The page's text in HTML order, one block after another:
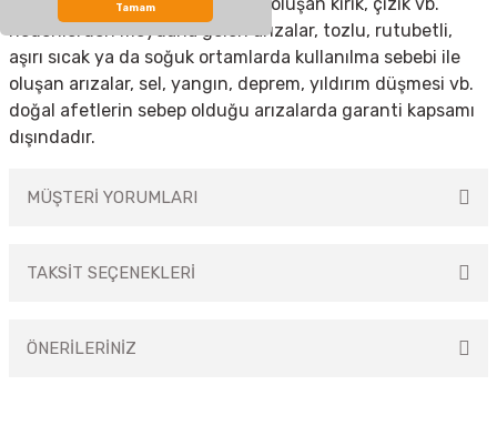
Tamam
nedenlerden meydana gelen arızalar, tozlu, rutubetli,
aşırı sıcak ya da soğuk ortamlarda kullanılma sebebi ile
oluşan arızalar, sel, yangın, deprem, yıldırım düşmesi vb.
doğal afetlerin sebep olduğu arızalarda garanti kapsamı
dışındadır.
MÜŞTERİ YORUMLARI
TAKSİT SEÇENEKLERİ
ÖNERİLERİNİZ